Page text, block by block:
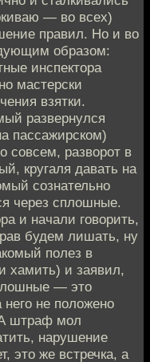
— во всех)
правил. Но и во
образом:
инспектора
мастерски
взятки.
развернулся
пассажирском)
разворот в
кругаля давать на
сознательно
через сплошные.
и начали говорить,
будем лишать, ну
полез в
хамить) и заявил,
— это
не положено
штраф мол
нарушение
это же встречка, а